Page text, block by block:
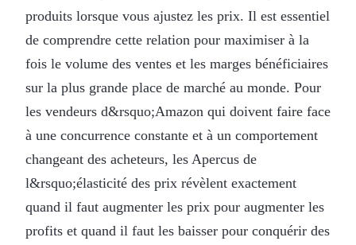
produits lorsque vous ajustez les prix. Il est essentiel
de comprendre cette relation pour maximiser à la
fois le volume des ventes et les marges bénéficiaires
sur la plus grande place de marché au monde. Pour
les vendeurs d&rsquo;Amazon qui doivent faire face
à une concurrence constante et à un comportement
changeant des acheteurs, les Apercus de
l&rsquo;élasticité des prix révèlent exactement
quand il faut augmenter les prix pour augmenter les
profits et quand il faut les baisser pour conquérir des